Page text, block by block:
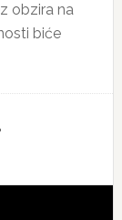
obzira na
biće